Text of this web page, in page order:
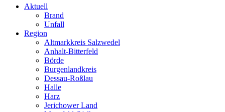
Aktuell
Brand
Unfall
Region
Altmarkkreis Salzwedel
Anhalt-Bitterfeld
Börde
Burgenlandkreis
Dessau-Roßlau
Halle
Harz
Jerichower Land